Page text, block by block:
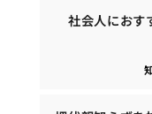
社会人におす